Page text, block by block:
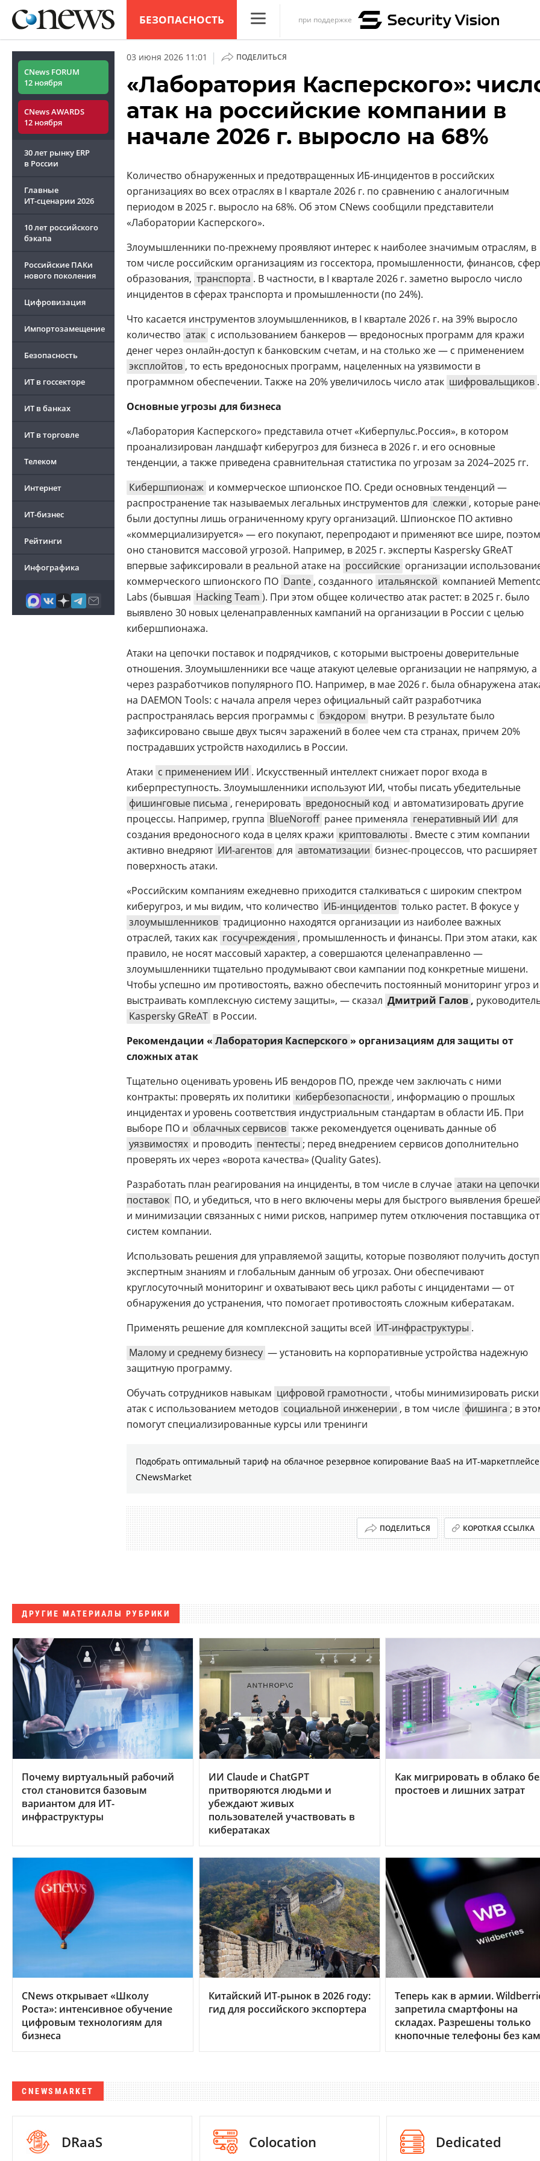
БЕЗОПАСНОСТЬ
Конференции
Маркет
Техника
при поддержке
CNews FORUM
12 ноября
CNews AWARDS
12 ноября
30 лет рынку ERP
в России
Главные
ИТ-сценарии 2026
10 лет российского
бэкапа
Российские ПАКи
нового поколения
Цифровизация
Импортозамещение
Безопасность
ИТ в госсекторе
ИТ в банках
ИТ в торговле
Телеком
Интернет
ИТ-бизнес
Рейтинги
Инфографика
03 июня 2026 11:01 | ПОДЕЛИТЬСЯ
«Лаборатория Касперского»:
атак на российские компании в
начале 2026 г. выросло на 68%
Количество обнаруженных и предотвращенных ИБ-инцидентов в российских
организациях во всех отраслях в I квартале 2026 г. по сравнению с аналогичным
периодом в 2025 г. выросло на 68%. Об этом CNews сообщили представители
«Лаборатории Касперского».
Злоумышленники по-прежнему проявляют интерес к наиболее значимым отраслям, в
том числе российским организациям из госсектора, промышленности, финансов,
образования, транспорта . В частности, в I квартале 2026 г. заметно выросло число
инцидентов в сферах транспорта и промышленности (по 24%).
Что касается инструментов злоумышленников, в I квартале 2026 г. на 39% выросло
количество атак с использованием банкеров — вредоносных программ для кражи
денег через онлайн-доступ к банковским счетам, и на столько же — с применением
эксплойтов , то есть вредоносных программ, нацеленных на уязвимости в
программном обеспечении. Также на 20% увеличилось число атак шифровальщиков .
Основные угрозы для бизнеса
«Лаборатория Касперского» представила отчет «Киберпульс.Россия», в котором
проанализирован ландшафт киберугроз для бизнеса в 2026 г. и его основные
тенденции, а также приведена сравнительная статистика по угрозам за 2024–2025 гг.
Кибершпионаж и коммерческое шпионское ПО. Среди основных тенденций —
распространение так называемых легальных инструментов для слежки , которые
были доступны лишь ограниченному кругу организаций. Шпионское ПО активно
«коммерциализируется» — его покупают, перепродают и применяют все шире,
оно становится массовой угрозой. Например, в 2025 г. эксперты Kaspersky GReAT
впервые зафиксировали в реальной атаке на российские организации
коммерческого шпионского ПО Dante , созданного итальянской компанией
Labs (бывшая Hacking Team ). При этом общее количество атак растет: в 2025 г. было
выявлено 30 новых целенаправленных кампаний на организации в России с целью
кибершпионажа.
Атаки на цепочки поставок и подрядчиков, с которыми выстроены доверительные
отношения. Злоумышленники все чаще атакуют целевые организации не напрямую, а
через разработчиков популярного ПО. Например, в мае 2026 г. была обнаружена
на DAEMON Tools: с начала апреля через официальный сайт разработчика
распространялась версия программы с бэкдором внутри. В результате было
зафиксировано свыше двух тысяч заражений в более чем ста странах, причем 20%
пострадавших устройств находились в России.
Атаки с применением ИИ . Искусственный интеллект снижает порог входа в
киберпреступность. Злоумышленники используют ИИ, чтобы писать убедительные
фишинговые письма , генерировать вредоносный код и автоматизировать другие
процессы. Например, группа BlueNoroff ранее применяла генеративный ИИ для
создания вредоносного кода в целях кражи криптовалюты . Вместе с этим компании
активно внедряют ИИ-агентов для автоматизации бизнес-процессов, что расширяет
поверхность атаки.
«Российским компаниям ежедневно приходится сталкиваться с широким спектром
киберугроз, и мы видим, что количество ИБ-инцидентов только растет. В фокусе у
злоумышленников традиционно находятся организации из наиболее важных
отраслей, таких как госучреждения , промышленность и финансы. При этом атаки, как
правило, не носят массовый характер, а совершаются целенаправленно —
злоумышленники тщательно продумывают свои кампании под конкретные мишени.
Чтобы успешно им противостоять, важно обеспечить постоянный мониторинг угроз и
выстраивать комплексную систему защиты», — сказал Дмитрий Галов ,
Kaspersky GReAT в России.
Рекомендации « Лаборатория Касперского » организациям для защиты от
сложных атак
Тщательно оценивать уровень ИБ вендоров ПО, прежде чем заключать с ними
контракты: проверять их политики кибербезопасности , информацию о прошлых
инцидентах и уровень соответствия индустриальным стандартам в области ИБ. При
выборе ПО и облачных сервисов также рекомендуется оценивать данные об
уязвимостях и проводить пентесты ; перед внедрением сервисов дополнительно
проверять их через «ворота качества» (Quality Gates).
Разработать план реагирования на инциденты, в том числе в случае атаки на цепочки
поставок ПО, и убедиться, что в него включены меры для быстрого выявления
и минимизации связанных с ними рисков, например путем отключения поставщика от
систем компании.
Использовать решения для управляемой защиты, которые позволяют получить
экспертным знаниям и глобальным данным об угрозах. Они обеспечивают
круглосуточный мониторинг и охватывают весь цикл работы с инцидентами — от
обнаружения до устранения, что помогает противостоять сложным кибератакам.
Применять решение для комплексной защиты всей ИТ-инфраструктуры .
Малому и среднему бизнесу — установить на корпоративные устройства надежную
защитную программу.
Обучать сотрудников навыкам цифровой грамотности , чтобы минимизировать риски
атак с использованием методов социальной инженерии , в том числе фишинга ; в
помогут специализированные курсы или тренинги
Подобрать оптимальный тариф на облачное резервное копирование BaaS на ИТ-маркетплейсе
CNewsMarket
ПОДЕЛИТЬСЯ КОРОТКАЯ ССЫЛКА
ДРУГИЕ МАТЕРИАЛЫ РУБРИКИ
Почему виртуальный рабочий
стол становится базовым
вариантом для ИТ-
инфраструктуры
ИИ Claude и ChatGPT
притворяются людьми и
убеждают живых
пользователей участвовать в
кибератаках
Как мигрировать в облако
простоев и лишних затрат
CNews открывает «Школу
Роста»: интенсивное обучение
цифровым технологиям для
бизнеса
Китайский ИТ-рынок в 2026 году:
гид для российского экспортера
Теперь как в армии.
запретила смартфоны на
складах. Разрешены только
кнопочные телефоны без
CNEWSMARKET
DRaaS Colocation Dedicated